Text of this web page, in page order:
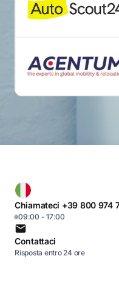
Chiamateci +39 800 974
09:00 - 17:00
Contattaci
Risposta entro 24 ore